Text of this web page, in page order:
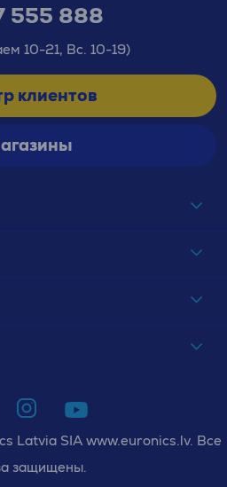
555 888
10-21, Вс. 10-19)
клиентов
Latvia SIA www.euronics.lv. Все
защищены.